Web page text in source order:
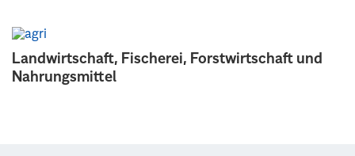
Landwirtschaft, Fischerei, Forstwirtschaft und
Nahrungsmittel